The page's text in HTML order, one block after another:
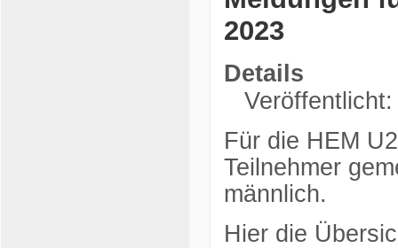
2023
Details
Für die HEM
Teilnehmer
männlich.
Hier die